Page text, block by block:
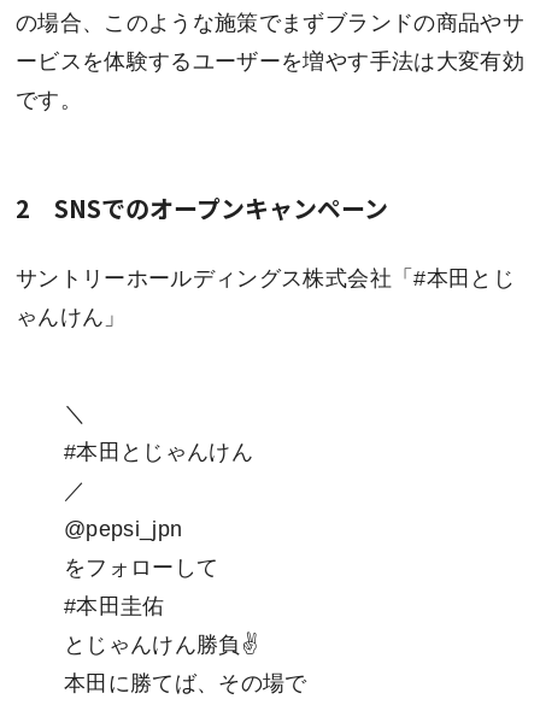
の場合、このような施策でまずブランドの商品やサ
ービスを体験するユーザーを増やす手法は大変有効
です。
2 SNSでのオープンキャンペーン
サントリーホールディングス株式会社「#本田とじ
ゃんけん」
＼
#本田とじゃんけん
／
@pepsi_jpn
をフォローして
#本田圭佑
とじゃんけん勝負✌
本田に勝てば、その場で